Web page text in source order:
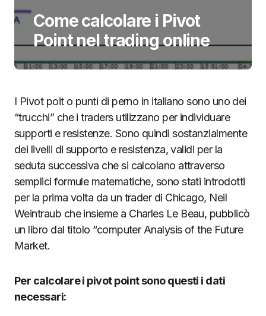
Come calcolare i Pivot
Point nel trading online
I Pivot poit o punti di perno in italiano sono uno dei
“trucchi” che i traders utilizzano per individuare
supporti e resistenze. Sono quindi sostanzialmente
dei livelli di supporto e resistenza, validi per la
seduta successiva che si calcolano attraverso
semplici formule matematiche, sono stati introdotti
per la prima volta da un trader di Chicago, Neil
Weintraub che insieme a Charles Le Beau, pubblicò
un libro dal titolo “computer Analysis of the Future
Market.
Per calcolare i pivot point sono questi i dati
necessari: